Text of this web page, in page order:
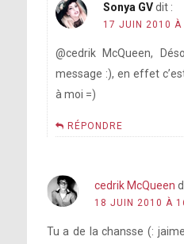
Sonya GV dit :
17 JUIN 2010 À
@cedrik McQueen,
message :), en effet
à moi =)
RÉPONDRE
cedrik McQueen
18 JUIN 2010 À
Tu a de la chansse (: